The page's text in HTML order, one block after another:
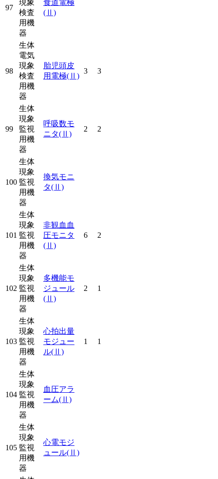
97
現象
検査
用機
器
食道電極
(Ⅱ)
98
生体
電気
現象
検査
用機
器
胎児頭皮
用電極(Ⅱ)
3 3
99
生体
現象
監視
用機
器
呼吸数モ
ニタ(Ⅱ)
2 2
100
生体
現象
監視
用機
器
換気モニ
タ(Ⅱ)
101
生体
現象
監視
用機
器
非観血血
圧モニタ
(Ⅱ)
6 2
102
生体
現象
監視
用機
器
多機能モ
ジュール
(Ⅱ)
2 1
103
生体
現象
監視
用機
器
心拍出量
モジュー
ル(Ⅱ)
1 1
104
生体
現象
監視
用機
器
血圧アラ
ーム(Ⅱ)
105
生体
現象
監視
用機
器
心電モジ
ュール(Ⅱ)